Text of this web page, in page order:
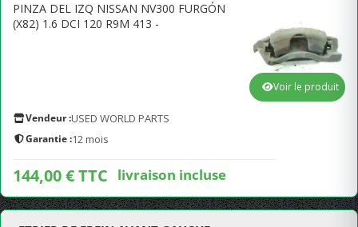
PINZA DEL IZQ NISSAN NV300 FURGÓN
(X82) 1.6 DCI 120 R9M 413 -
Vendeur :USED WORLD PARTS
Garantie :12 mois
144,00 € TTC livraison incluse
Voir le produit